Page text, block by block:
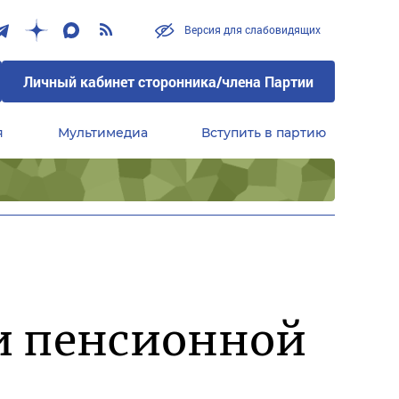
Версия для слабовидящих
Личный кабинет сторонника/члена Партии
Мультимедиа Вступить в партию
пенсионной